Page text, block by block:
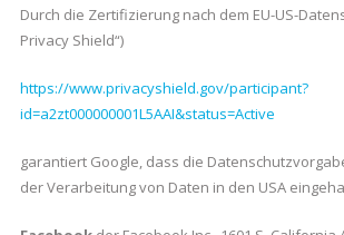
Durch die Zertifizierung nach dem EU-US-
Privacy Shield“)
https://www.privacyshield.gov/participant?
id=a2zt000000001L5AAI&status=Active
garantiert Google, dass die
der Verarbeitung von Daten in den USA